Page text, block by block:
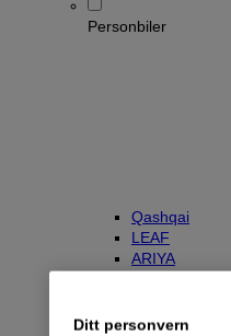
Personbiler
Qashqai
LEAF
ARIYA
e-NV200 Evalia
Ditt personvern